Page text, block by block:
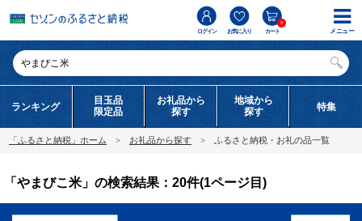
ログイン お気に入り カート
0
ランキング
目玉品
限定品
お礼品から
探す
地域から
探す
特集
「ふるさと納税」ホーム お礼品から探す ふるさと納税・お礼の品一覧
「やまびこ米」の検索結果：20件(1ページ目)
メニュー